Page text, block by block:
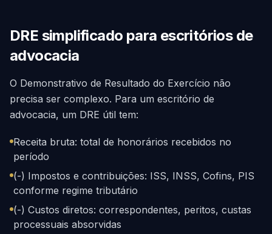
DRE simplificado para escritórios de
advocacia
O Demonstrativo de Resultado do Exercício não
precisa ser complexo. Para um escritório de
advocacia, um DRE útil tem:
Receita bruta: total de honorários recebidos no
período
(-) Impostos e contribuições: ISS, INSS, Cofins, PIS
conforme regime tributário
(-) Custos diretos: correspondentes, peritos, custas
processuais absorvidas